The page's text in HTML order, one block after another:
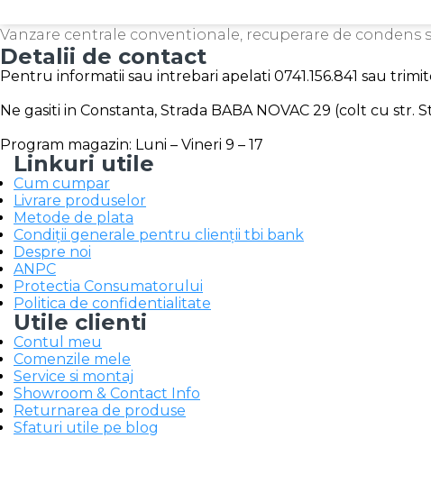
Vanzare centrale conventionale, recuperare de condens
Detalii de contact
Pentru informatii sau intrebari apelati 0741.156.841 sau
Ne gasiti in Constanta, Strada BABA NOVAC 29 (colt cu str.
Program magazin: Luni – Vineri 9 – 17
Linkuri utile
Cum cumpar
Livrare produselor
Metode de plata
Condiții generale pentru clienții tbi bank
Despre noi
ANPC
Protectia Consumatorului
Politica de confidentialitate
Utile clienti
Contul meu
Comenzile mele
Service si montaj
Showroom & Contact Info
Returnarea de produse
Sfaturi utile pe blog